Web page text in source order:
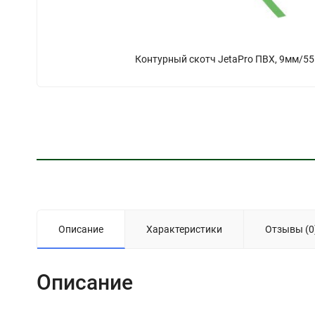
Контурный скотч JetaPro ПВХ, 9мм/
Описание Характеристики Отзывы
Описание